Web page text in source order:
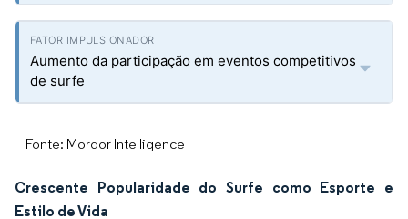
Aumento da participação em eventos competitivos
de surfe
Fonte: Mordor Intelligence
Crescente Popularidade do Surfe como Esporte e
Estilo de Vida